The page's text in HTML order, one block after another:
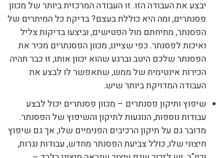
יבצע את העבודה הזו. זו העבודה המרכזית ביותר של מכוון
פסנתרים, ומה היא כוללת בעצם? בדיקת כל המיתרים של
הפסנתר, מתיחתם מול הפטישים, וביצעו בדיקות צליל
ואיכות לפסנתר. כפי שציינו, מכוון הפסנתרים מכיר את
הפסנתר שלכם היטב וברגע שהוא יכוון אותו, זו כבר תהיה
הכירות אינטימית של ממש, שתאפשר לו לבצע את
העבודה המדויקת ביותר שיש.
שיפוץ ותיקון פסנתרים – מכוון פסנתרים יכול לבצע
עבודות נוספות, הנוגעות לתיקון והשיפוץ של הפסנתר.
מדובר גם על תיקון הרכיבים הפנימיים שלו, אך גם שיפוץ
חיצוני שלו, כולל צביעת הפסנתר מחדש, עבודות נגרות,